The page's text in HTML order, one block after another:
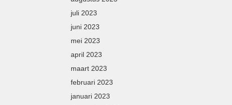
juli 2023
juni 2023
mei 2023
april 2023
maart 2023
februari 2023
januari 2023